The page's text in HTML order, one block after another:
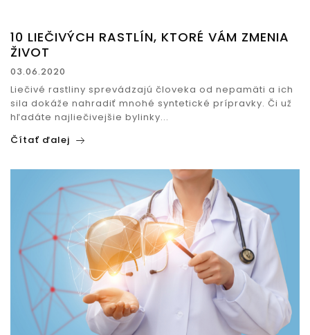
10 LIEČIVÝCH RASTLÍN, KTORÉ VÁM ZMENIA
ŽIVOT
03.06.2020
Liečivé rastliny sprevádzajú človeka od nepamäti a ich
sila dokáže nahradiť mnohé syntetické prípravky. Či už
hľadáte najliečivejšie bylinky...
Čítať ďalej